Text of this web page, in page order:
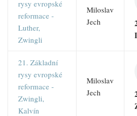
rysy evropské
reformace -
Luther,
Zwingli
Miloslav
Jech
21. Základní
rysy evropské
reformace -
Zwingli,
Kalvín
Miloslav
Jech